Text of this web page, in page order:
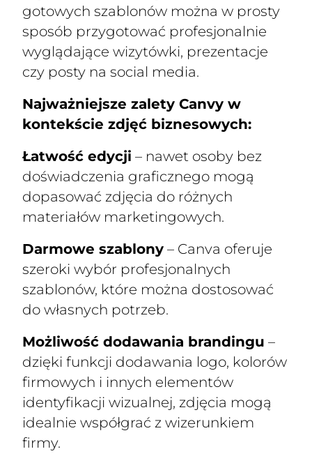
gotowych szablonów można w prosty
sposób przygotować profesjonalnie
wyglądające wizytówki, prezentacje
czy posty na social media.
Najważniejsze zalety Canvy w
kontekście zdjęć biznesowych:
Łatwość edycji – nawet osoby bez
doświadczenia graficznego mogą
dopasować zdjęcia do różnych
materiałów marketingowych.
Darmowe szablony – Canva oferuje
szeroki wybór profesjonalnych
szablonów, które można dostosować
do własnych potrzeb.
Możliwość dodawania brandingu –
dzięki funkcji dodawania logo, kolorów
firmowych i innych elementów
identyfikacji wizualnej, zdjęcia mogą
idealnie współgrać z wizerunkiem
firmy.